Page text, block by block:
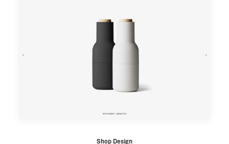
Shop Design